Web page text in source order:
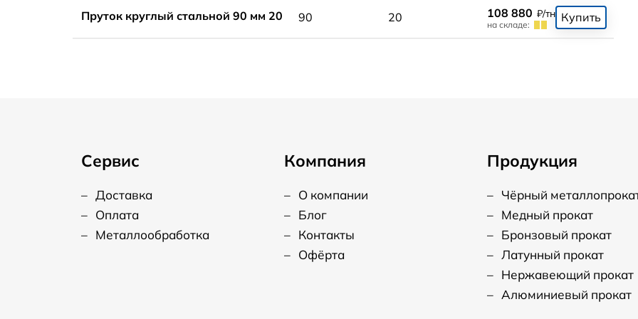
Пруток круглый стальной 90 мм 20 90 20 108 880 ₽/тн
на складе:
Купить
Сервис
– Доставка
– Оплата
– Металлообработка
Компания
– О компании
– Блог
– Контакты
– Офёрта
Продукция
– Чёрный
– Медный прокат
– Бронзовый прокат
– Латунный прокат
– Нержавеющий прокат
– Алюминиевый прокат